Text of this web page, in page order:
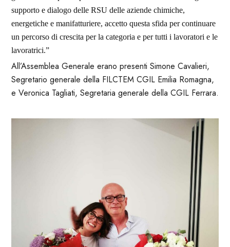
supporto e dialogo delle RSU delle aziende chimiche,
energetiche e manifatturiere, accettoquesta sfida per continuare
un percorso di crescita per la categoria e per tutti i lavoratori e le
lavoratrici.”
All’Assemblea Generale erano presenti Simone Cavalieri,
Segretario generale della FILCTEM CGIL Emilia Romagna,
e Veronica Tagliati, Segretaria generale della CGIL Ferrara.